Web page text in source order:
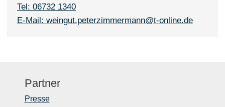
Tel: 06732 1340
E-Mail: weingut.peterzimmermann@t-online.de
Partner
Presse